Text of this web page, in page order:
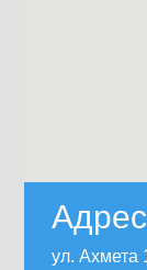
ул. Ахмета